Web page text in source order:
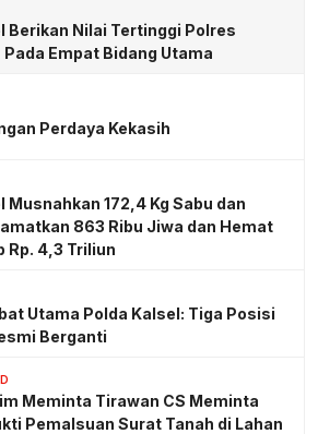
Berikan Nilai Tertinggi Polres
Empat Bidang Utama
Perdaya Kekasih
Musnahkan 172,4 Kg Sabu dan
863 Ribu Jiwa dan Hemat
Rp. 4,3 Triliun
Utama Polda Kalsel: Tiga Posisi
Berganti
Meminta Tirawan CS Meminta
Pemalsuan Surat Tanah di Lahan